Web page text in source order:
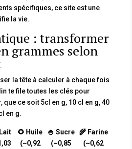
spécifiques, ce site est une
la vie.
: transformer
grammes selon
la tête à calculer à chaque fois
te file toutes les clés pour
que ce soit 5cl en g, 10 cl en g, 40
en g.
Lait
🌻 Huile
(~0,92
🍚Sucre
(~0,85
🌾 Farine
(~0,62